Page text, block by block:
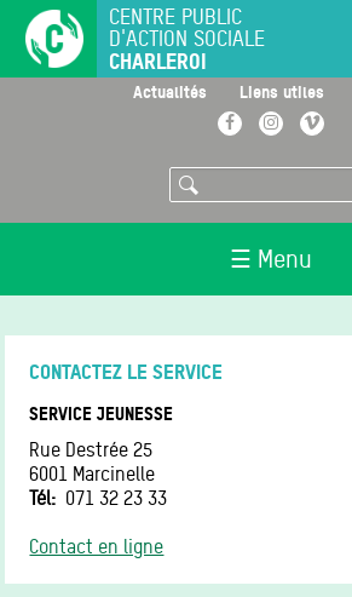
principal
CENTRE PUBLIC
D'ACTION SOCIALE
CHARLEROI
Actualités Liens utiles
FacebookInstagramVimeo
Rechercher
☰ Menu
CONTACTEZ LE SERVICE
SERVICE JEUNESSE
Rue Destrée 25
6001 Marcinelle
Tél
071 32 23 33
Contact en ligne